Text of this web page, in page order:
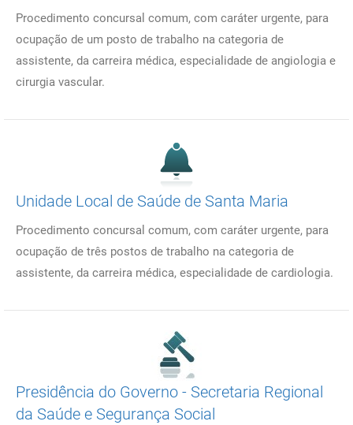
Procedimento concursal comum, com caráter urgente, para
ocupação de um posto de trabalho na categoria de
assistente, da carreira médica, especialidade de angiologia e
cirurgia vascular.
Unidade Local de Saúde de Santa Maria
Procedimento concursal comum, com caráter urgente, para
ocupação de três postos de trabalho na categoria de
assistente, da carreira médica, especialidade de cardiologia.
Presidência do Governo - Secretaria Regional
da Saúde e Segurança Social